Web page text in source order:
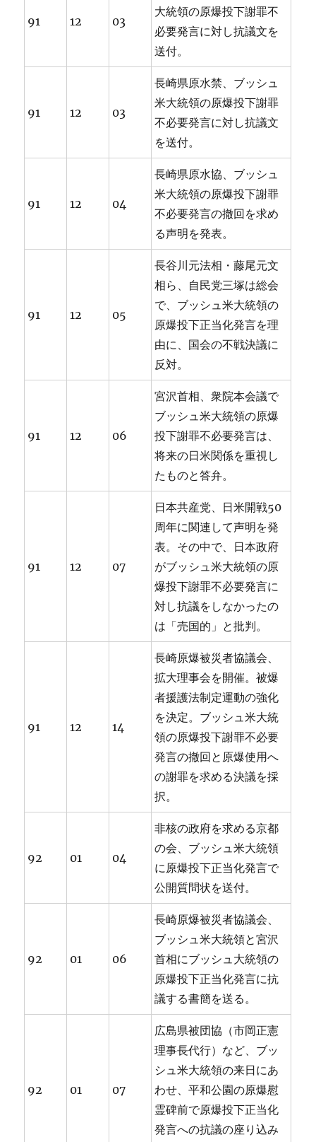
91 12 03
大統領の原爆投下謝罪不
必要発言に対し抗議文を
送付。
91 12 03
長崎県原水禁、ブッシュ
米大統領の原爆投下謝罪
不必要発言に対し抗議文
を送付。
91 12 04
長崎県原水協、ブッシュ
米大統領の原爆投下謝罪
不必要発言の撤回を求め
る声明を発表。
91 12 05
長谷川元法相・藤尾元文
相ら、自民党三塚は総会
で、ブッシュ米大統領の
原爆投下正当化発言を理
由に、国会の不戦決議に
反対。
91 12 06
宮沢首相、衆院本会議で
ブッシュ米大統領の原爆
投下謝罪不必要発言は、
将来の日米関係を重視し
たものと答弁。
91 12 07
日本共産党、日米開戦50
周年に関連して声明を発
表。その中で、日本政府
がブッシュ米大統領の原
爆投下謝罪不必要発言に
対し抗議をしなかったの
は「売国的」と批判。
91 12 14
長崎原爆被災者協議会、
拡大理事会を開催。被爆
者援護法制定運動の強化
を決定。ブッシュ米大統
領の原爆投下謝罪不必要
発言の撤回と原爆使用へ
の謝罪を求める決議を採
択。
92 01 04
非核の政府を求める京都
の会、ブッシュ米大統領
に原爆投下正当化発言で
公開質問状を送付。
92 01 06
長崎原爆被災者協議会、
ブッシュ米大統領と宮沢
首相にブッシュ大統領の
原爆投下正当化発言に抗
議する書簡を送る。
92 01 07
広島県被団協（市岡正憲
理事長代行）など、ブッ
シュ米大統領の来日にあ
わせ、平和公園の原爆慰
霊碑前で原爆投下正当化
発言への抗議の座り込み